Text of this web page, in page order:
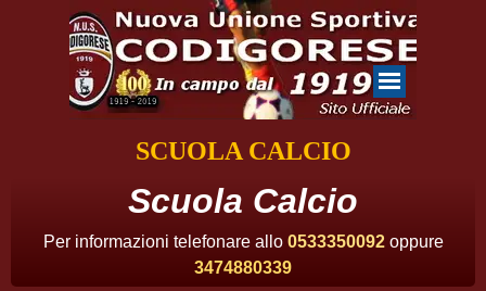
SCUOLA CALCIO
Scuola Calcio
Per informazioni telefonare allo 0533350092oppure
3474880339